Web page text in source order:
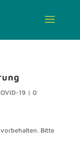
19 | 0
Bitte